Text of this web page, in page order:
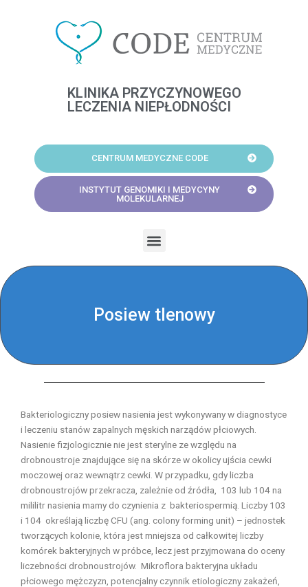
KLINIKA PRZYCZYNOWEGO
LECZENIA NIEPŁODNOŚCI
CENTRUM MEDYCZNE CODE
INSTYTUT GENOMIKI I MEDYCYNY
MOLEKULARNEJ
Posiew tlenowy
Bakteriologiczny posiew nasienia jest wykonywany w diagnostyce
i leczeniu stanów zapalnych męskich narządów płciowych.
Nasienie fizjologicznie nie jest sterylne ze względu na
drobnoustroje znajdujące się na skórze w okolicy ujścia cewki
moczowej oraz wewnątrz cewki. W przypadku, gdy liczba
drobnoustrojów przekracza, zależnie od źródła, 103 lub 104 na
mililitr nasienia mamy do czynienia z bakteriospermią. Liczby 103
i 104 określają liczbę CFU (ang. colony forming unit) – jednostek
tworzących kolonie, która jest mniejsza od całkowitej liczby
komórek bakteryjnych w próbce, lecz jest przyjmowana do oceny
liczebności drobnoustrojów. Mikroflora bakteryjna układu
płciowego mężczyzn, potencjalny czynnik etiologiczny zakażeń,